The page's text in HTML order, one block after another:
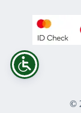
©